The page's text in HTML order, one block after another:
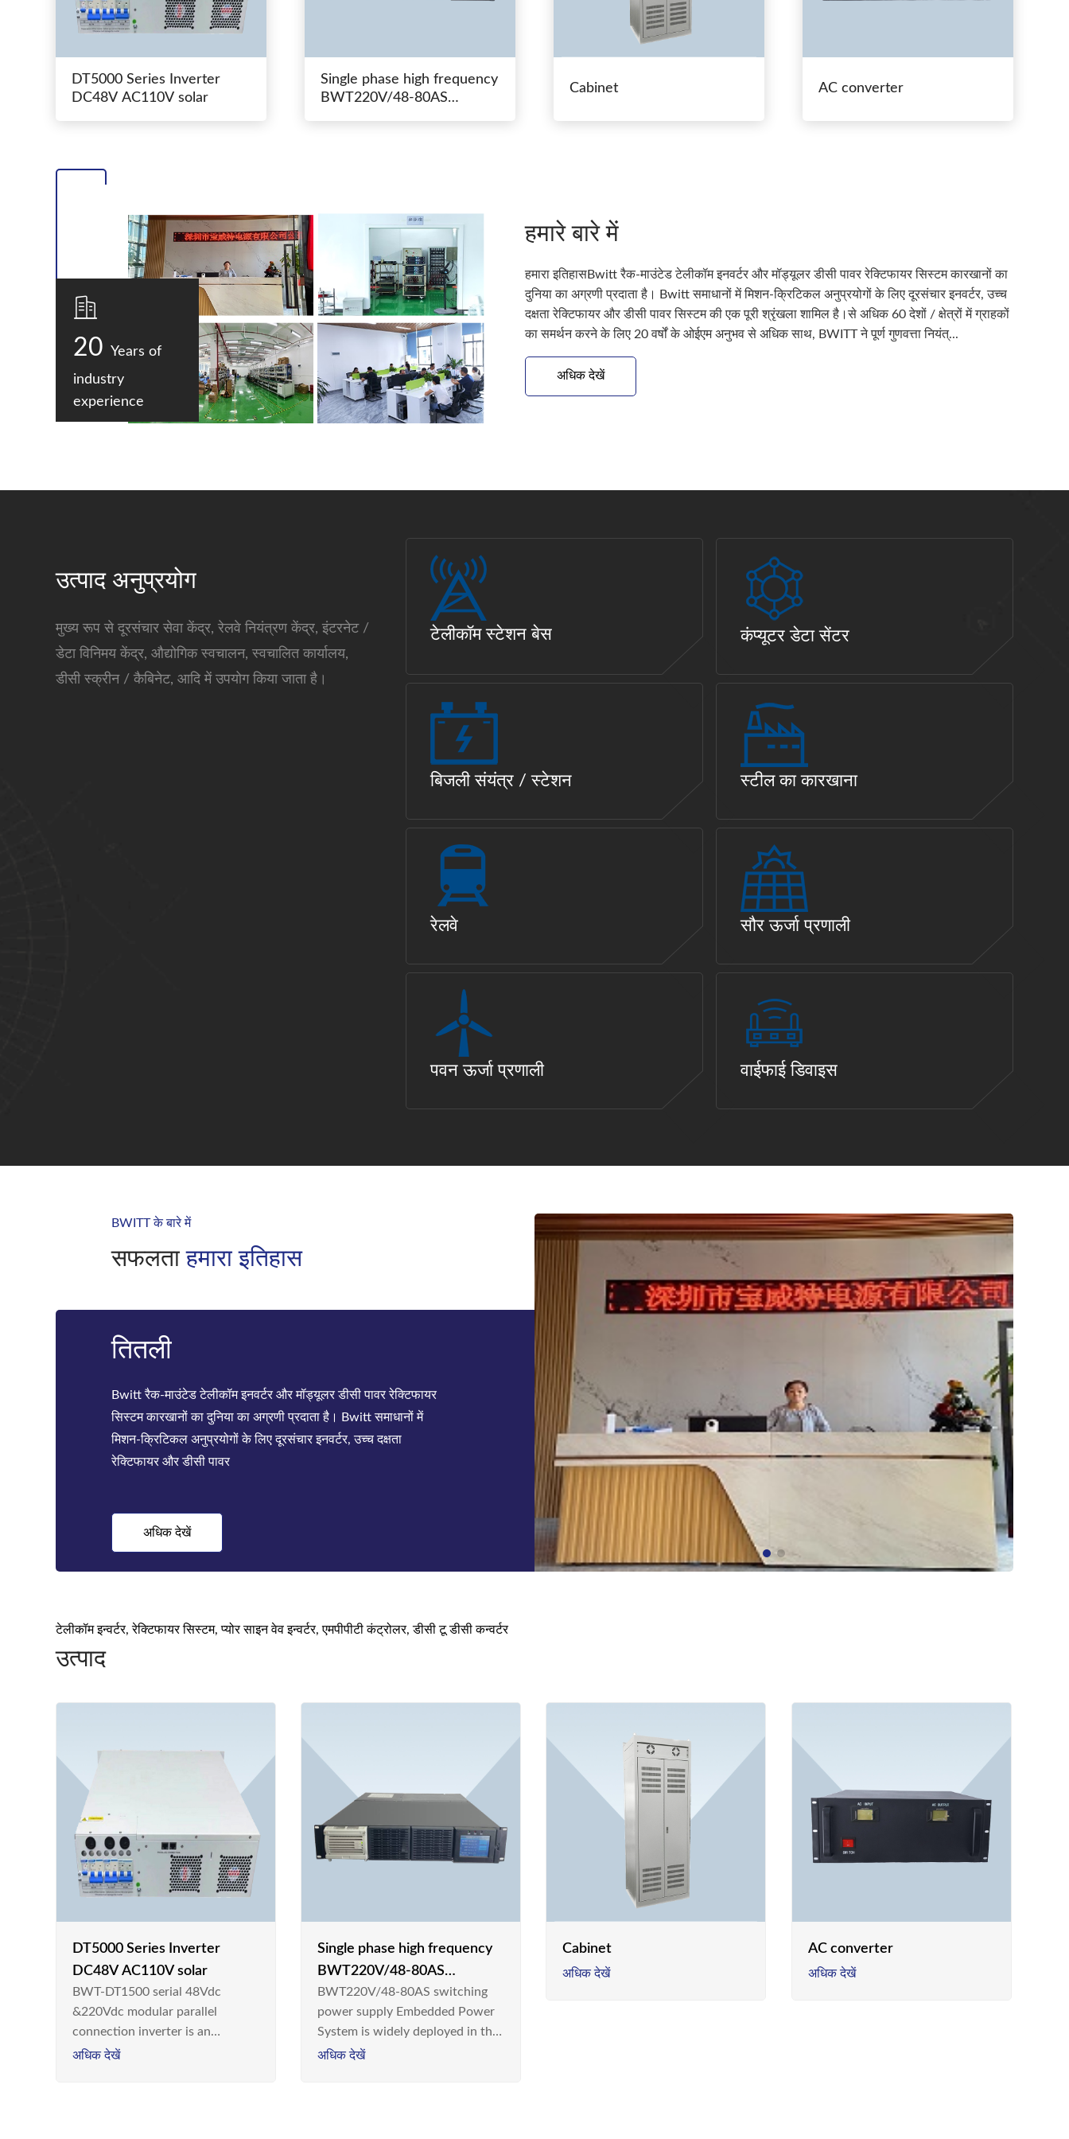
DT5000 Series Inverter
DC48V AC110V solar
Single phase high frequency
BWT220V/48-80AS
Cabinet AC converter
20 Years of
industry
experience
हमारे बारे में
हमारा इतिहासBwitt रैक-माउंटेड टेलीकॉम इनवर्टर और मॉड्यूलर डीसी पावर रेक्टिफायर सिस्टम कारखानों का
दुनिया का अग्रणी प्रदाता है। Bwitt समाधानों में मिशन-क्रिटिकल अनुप्रयोगों के लिए दूरसंचार इनवर्टर, उच्च
दक्षता रेक्टिफायर और डीसी पावर सिस्टम की एक पूरी श्रृंखला शामिल है।से अधिक 60 देशों / क्षेत्रों में ग्राहकों
का समर्थन करने के लिए 20 वर्षों के ओईएम अनुभव से अधिक साथ, BWITT ने पूर्ण गुणवत्ता नियंत्...
अधिक देखें
उत्पाद अनुप्रयोग
मुख्य रूप से दूरसंचार सेवा केंद्र, रेलवे नियंत्रण केंद्र, इंटरनेट /
डेटा विनिमय केंद्र, औद्योगिक स्वचालन, स्वचालित कार्यालय,
डीसी स्क्रीन / कैबिनेट, आदि में उपयोग किया जाता है।
टेलीकॉम स्टेशन बेस कंप्यूटर डेटा सेंटर
बिजली संयंत्र / स्टेशन स्टील का कारखाना
रेलवे सौर ऊर्जा प्रणाली
पवन ऊर्जा प्रणाली वाईफाई डिवाइस
BWITT के बारे में
सफलताहमारा इतिहास
20 साल
से अधिक 60 देशों / क्षेत्रों में ग्राहकों का समर्थन करने के लिए 20 वर्षों के
ओईएम अनुभव से अधिक साथ, BWITT ने पूर्ण गुणवत्ता नियंत्रण प्रणाली
स्थापित की है, हमारे पास सामग्री गंभीर, एसएमटी, असेंबलिंग, एजिंग
परीक्षण, गुणव
अधिक देखें
टेलीकॉम इन्वर्टर, रेक्टिफायर सिस्टम, प्योर साइन वेव इन्वर्टर, एमपीपीटी कंट्रोलर, डीसी टू डीसी कन्वर्टर
उत्पाद
DT5000 Series Inverter
DC48V AC110V solar
BWT-DT1500 serial 48Vdc
&220Vdc modular parallel
connection inverter is an
inversion device that converts
अधिक देखें
Single phase high frequency
BWT220V/48-80AS
switching power supply
BWT220V/48-80AS switching
power supply Embedded Power
System is widely deployed in the
Telecom/Industrial environment
अधिक देखें
Cabinet
अधिक देखें
AC converter
अधिक देखें